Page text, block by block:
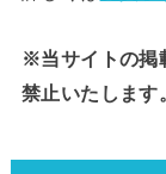
※当サイトの掲
禁止いたします